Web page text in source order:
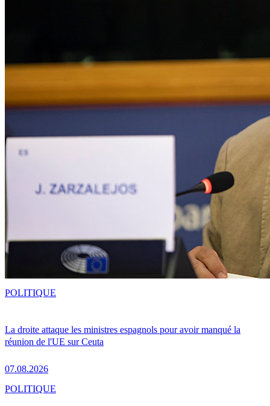
La droite attaque les ministres espagnols pour avoir manqué la
réunion de l'UE sur Ceuta
07.08.2026
POLITIQUE
POLITIQUE